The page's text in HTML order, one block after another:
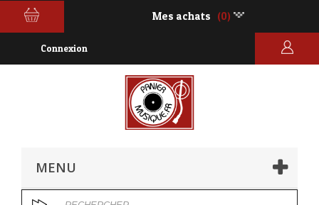
Mes achats (0)
Connexion
MENU